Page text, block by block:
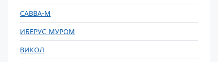
САВВА-М
ИБЕРУС-МУРОМ
ВИКОЛ